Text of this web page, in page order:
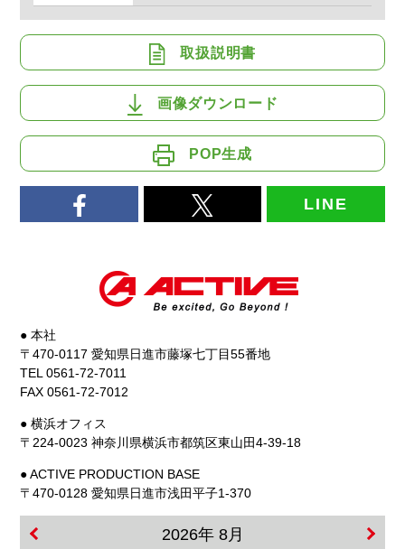
取扱説明書
画像ダウンロード
POP生成
LINE
● 本社
〒470-0117 愛知県日進市藤塚七丁目55番地
TEL 0561-72-7011
FAX 0561-72-7012
● 横浜オフィス
〒224-0023 神奈川県横浜市都筑区東山田4-39-18
● ACTIVE PRODUCTION BASE
〒470-0128 愛知県日進市浅田平子1-370
2026年 8月